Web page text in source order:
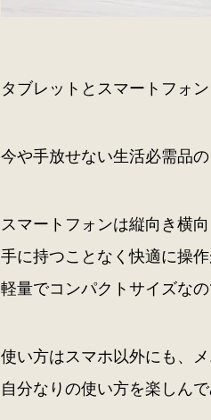
タブレットとスマートフォ
今や手放せない生活必需品
スマートフォンは縦向き横
手に持つことなく快適に操
軽量でコンパクトサイズな
使い方はスマホ以外にも、
自分なりの使い方を楽しんで